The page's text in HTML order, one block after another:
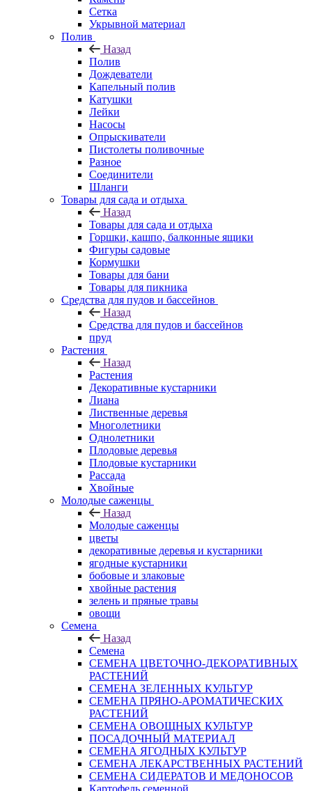
Сетка
Укрывной материал
Полив
Назад
Полив
Дождеватели
Капельный полив
Катушки
Лейки
Насосы
Опрыскиватели
Пистолеты поливочные
Разное
Соединители
Шланги
Товары для сада и отдыха
Назад
Товары для сада и отдыха
Горшки, кашпо, балконные ящики
Фигуры садовые
Кормушки
Товары для бани
Товары для пикника
Средства для пудов и бассейнов
Назад
Средства для пудов и бассейнов
пруд
Растения
Назад
Растения
Декоративные кустарники
Лиана
Лиственные деревья
Многолетники
Однолетники
Плодовые деревья
Плодовые кустарники
Рассада
Хвойные
Молодые саженцы
Назад
Молодые саженцы
цветы
декоративные деревья и кустарники
ягодные кустарники
бобовые и злаковые
хвойные растения
зелень и пряные травы
овощи
Семена
Назад
Семена
СЕМЕНА ЦВЕТОЧНО-ДЕКОРАТИВНЫХ
РАСТЕНИЙ
СЕМЕНА ЗЕЛЕННЫХ КУЛЬТУР
СЕМЕНА ПРЯНО-АРОМАТИЧЕСКИХ
РАСТЕНИЙ
СЕМЕНА ОВОЩНЫХ КУЛЬТУР
ПОСАДОЧНЫЙ МАТЕРИАЛ
СЕМЕНА ЯГОДНЫХ КУЛЬТУР
СЕМЕНА ЛЕКАРСТВЕННЫХ РАСТЕНИЙ
СЕМЕНА СИДЕРАТОВ И МЕДОНОСОВ
Картофель семенной